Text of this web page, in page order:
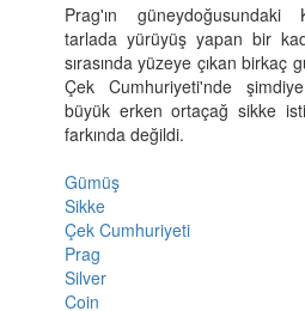
Prag'ın güneydoğusundaki
tarlada yürüyüş yapan bir
sırasında yüzeye çıkan birkaç
Çek Cumhuriyeti'nde
büyük erken ortaçağ sikke
farkında değildi.
Gümüş
Sikke
Çek Cumhuriyeti
Prag
Silver
Coin